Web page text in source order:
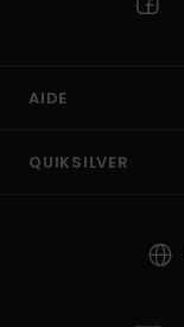
AIDE
QUIKSILVER